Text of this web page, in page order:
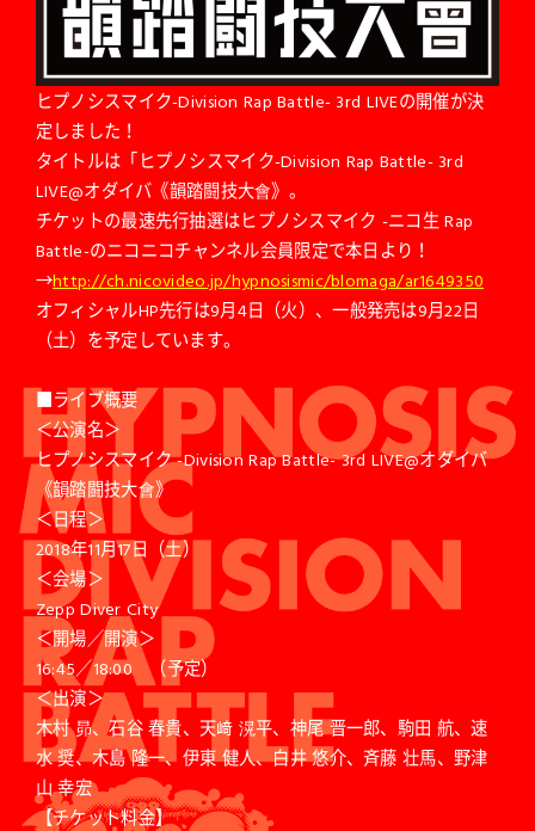
ヒプノシスマイク-Division Rap Battle- 3rd LIVEの開催が決
定しました！
タイトルは「ヒプノシスマイク-Division Rap Battle- 3rd
LIVE@オダイバ《韻踏闘技大會》。
チケットの最速先行抽選はヒプノシスマイク -ニコ生 Rap
Battle-のニコニコチャンネル会員限定で本日より！
→http://ch.nicovideo.jp/hypnosismic/blomaga/ar1649350
オフィシャルHP先行は9月4日（火）、一般発売は9月22日
（土）を予定しています。
■ライブ概要
＜公演名＞
ヒプノシスマイク -Division Rap Battle- 3rd LIVE@オダイバ
《韻踏闘技大會》
＜日程＞
2018年11月17日（土）
＜会場＞
Zepp Diver City
＜開場／開演＞
16:45／18:00 （予定）
＜出演＞
木村 昴、石谷 春貴、天﨑 滉平、神尾 晋一郎、駒田 航、速
水 奨、木島 隆一、伊東 健人、白井 悠介、斉藤 壮馬、野津
山 幸宏
【チケット料金】